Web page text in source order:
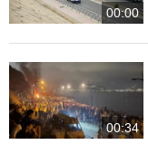
00:00
00:34